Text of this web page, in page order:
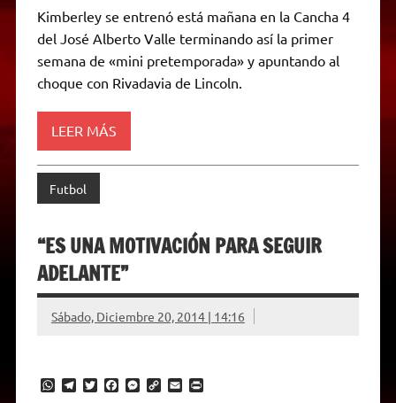
t
s
p
p
e
g
a
m
t
t
e
r
e
b
o
k
s
s
e
n
g
e
y
L
n
k
i
l
n
t
r
i
Kimberley se entrenó está mañana en la Cancha 4
del José Alberto Valle terminando así la primer
semana de «mini pretemporada» y apuntando al
choque con Rivadavia de Lincoln.
LEER MÁS
Futbol
“ES UNA MOTIVACIÓN PARA SEGUIR
ADELANTE”
Sábado, Diciembre 20, 2014 | 14:16
W T
T
F
M C
E
P